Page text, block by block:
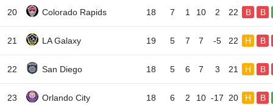
20 Colorado Rapids 18 7 1 10 2 22 B B
21 LA Galaxy 19 5 7 7 -5 22 H B
22 San Diego 18 5 6 7 3 21 H B
23 Orlando City 18 6 2 10 -17 20 H B